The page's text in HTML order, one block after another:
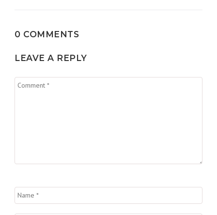
0 COMMENTS
LEAVE A REPLY